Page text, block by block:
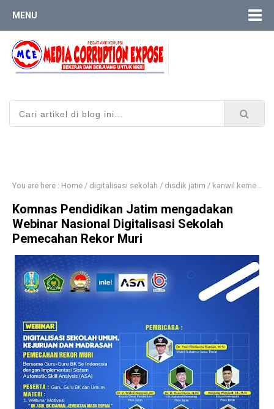
MENU
You are here : Home / digitalisasi sekolah / disdik jatim / kanwil kemenag jatim
Komnas Pendidikan Jatim mengadakan
Webinar Nasional Digitalisasi Sekolah
Pemecahan Rekor Muri